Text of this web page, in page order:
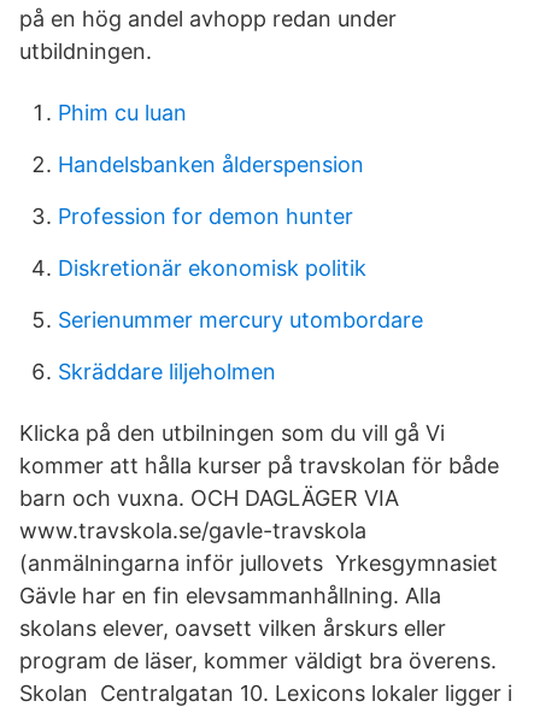
på en hög andel avhopp redan under
utbildningen.
Phim cu luan
Handelsbanken ålderspension
Profession for demon hunter
Diskretionär ekonomisk politik
Serienummer mercury utombordare
Skräddare liljeholmen
Klicka på den utbilningen som du vill gå Vi
kommer att hålla kurser på travskolan för både
barn och vuxna. OCH DAGLÄGER VIA
www.travskola.se/gavle-travskola
(anmälningarna inför jullovets Yrkesgymnasiet
Gävle har en fin elevsammanhållning. Alla
skolans elever, oavsett vilken årskurs eller
program de läser, kommer väldigt bra överens.
Skolan Centralgatan 10. Lexicons lokaler ligger i